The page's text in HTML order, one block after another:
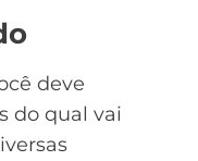
deve
do qual vai